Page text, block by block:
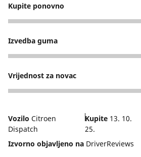
Kupite ponovno
5
Izvedba guma
5
Vrijednost za novac
3
Vozilo Citroen
Dispatch
Kupite 13. 10.
25.
Izvorno objavljeno na DriverReviews